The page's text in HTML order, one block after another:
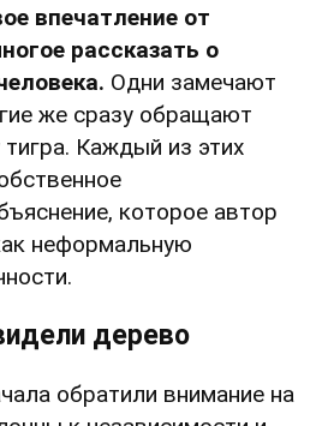
впечатление от
рассказать о
Одни замечают
же сразу обращают
Каждый из этих
которое автор
неформальную
дерево
обратили внимание на